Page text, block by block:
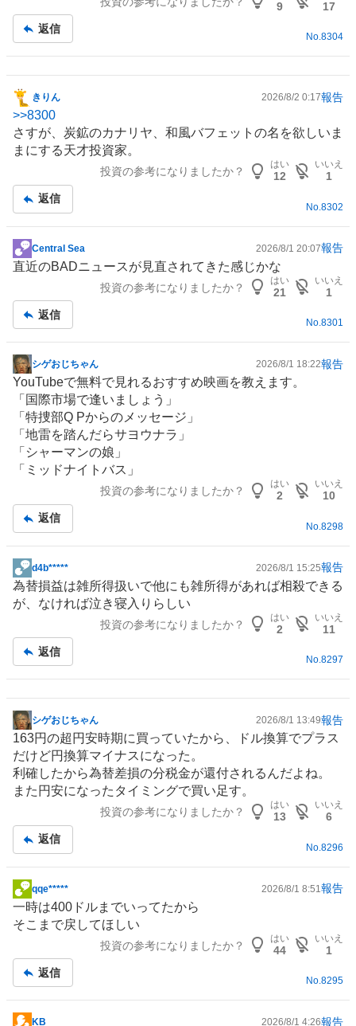
9
17
返信
No.8304
掲
示
板
記
きりん 2026/8/2 0:17報告
>>8300
さすが、炭鉱のカナリヤ、和風バフェットの名を欲しいま
まにする天才投資家。
投資の参考になりましたか？
はい
12
いいえ
1
返信
No. 8302
掲
示
事
Central Sea 2026/8/1 20:07報告
直近のBADニュースが見直されてきた感じかな
投資の参考になりましたか？
はい
21
いいえ
1
返信
No.8301
掲
示
シゲおじちゃん 2026/8/1 18:22報告
YouTubeで無料で見れるおすすめ映画を教えます。
「国際市場で逢いましょう」
「特捜部Q Pからのメッセージ」
「地雷を踏んだらサヨウナラ」
「シャーマンの娘」
「ミッドナイト バス 」
投資の参考になりましたか？
はい
2
いいえ
10
返信
No. 8298
掲
示
板
d4b***** 2026/8/1 15:25報告
為替損益は雑所得扱いで他にも雑所得があれば相殺できる
が、なければ泣き寝入りらしい
投資の参考になりましたか？
はい
2
いいえ
11
返信
No.8297
掲
示
板
記
事
シゲおじちゃん 2026/8/1 13:49報告
163円の超円安時期に買っていたから、ドル換算でプラス
だけど円換算マイナスになった。
利確したから為替差損の分税金が還付されるんだよね。
また円安になったタイミングで買い足す。
投資の参考になりましたか？
はい
13
いいえ
6
返信
No. 8296
掲
板
qqe***** 2026/8/1 8:51 報告
一時は400ドルまでいってたから
そこまで戻してほしい
投資の参考になりましたか？
はい
44
いいえ
1
返信
No.8295
KB 2026/8/1 4:26報告